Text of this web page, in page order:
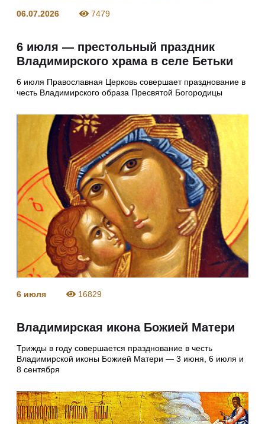
06.07.2026 7479
6 июля — престольный праздник
Владимирского храма в селе Бетьки
6 июля Православная Церковь совершает празднование в
честь Владимирского образа Пресвятой Богородицы
6 июля 16829
Владимирская икона Божией Матери
Трижды в году совершается празднование в честь
Владимирской иконы Божией Матери — 3 июня, 6 июля и
8 сентября